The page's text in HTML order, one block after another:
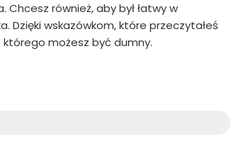
Chcesz również, aby był łatwy w
Dzięki wskazówkom, które przeczytałeś
możesz być dumny.